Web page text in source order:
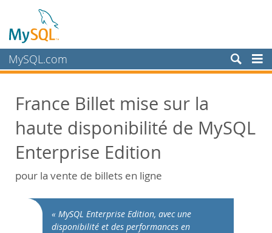
MySQL.com
Services
Partners
Customers
Presentations
France Billet mise sur la
haute disponibilité de MySQL
Enterprise Edition
pour la vente de billets en ligne
« MySQL Enterprise Edition, avec une
disponibilité et des performances en